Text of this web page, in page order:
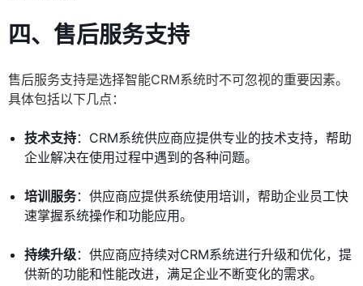
四、 售后服务支持
售后服务支持是选择智能CRM系统时不可忽视的重要因素。
具体包括以下几点：
技术支持：CRM系统供应商应提供专业的技术支持，帮助
企业解决在使用过程中遇到的各种问题。
培训服务：供应商应提供系统使用培训，帮助企业员工快
速掌握系统操作和功能应用。
持续升级：供应商应持续对CRM系统进行升级和优化，提
供新的功能和性能改进，满足企业不断变化的需求。